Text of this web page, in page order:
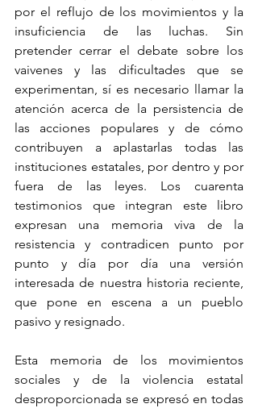
por el reflujo de los movimientos y la
insuficiencia de las luchas. Sin
pretender cerrar el debate sobre los
vaivenes y las dificultades que se
experimentan, sí es necesario llamar la
atención acerca de la persistencia de
las acciones populares y de cómo
contribuyen a aplastarlas todas las
instituciones estatales, por dentro y por
fuera de las leyes. Los cuarenta
testimonios que integran este libro
expresan una memoria viva de la
resistencia y contradicen punto por
punto y día por día una versión
interesada de nuestra historia reciente,
que pone en escena a un pueblo
pasivo y resignado.
Esta memoria de los movimientos
sociales y de la violencia estatal
desproporcionada se expresó en todas